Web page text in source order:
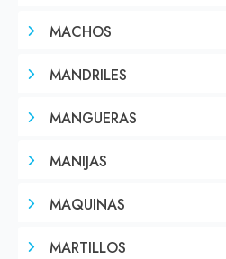
MACHOS
MANDRILES
MANGUERAS
MANIJAS
MAQUINAS
MARTILLOS